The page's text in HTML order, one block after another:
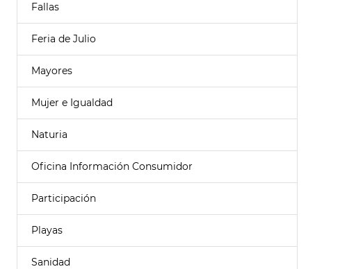
Fallas
Feria de Julio
Mayores
Mujer e Igualdad
Naturia
Oficina Información Consumidor
Participación
Playas
Sanidad